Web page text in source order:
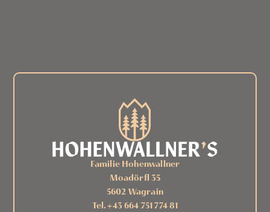
Familie Hohenwallner
Moadörfl 35
5602 Wagrain
Tel.+43 664 751 774 81